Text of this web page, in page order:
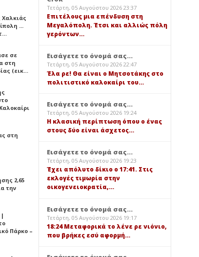
...
σε
στη
(εικ…
στη
2,65
την
|
Πάρκο –
Τετάρτη, 05 Αυγούστου 2026 23:37
Επιτέλους μια επένδυση στη
Μεγαλόπολη. Έτσι και αλλιώς πόλη
γερόντων…
Εισάγετε το όνομά σας...
Τετάρτη, 05 Αυγούστου 2026 22:47
Έλα ρε! Θα είναι ο Μητσοτάκης στο
πολιτιστικό καλοκαίρι του…
Εισάγετε το όνομά σας...
Τετάρτη, 05 Αυγούστου 2026 19:24
Η κλασική περίπτωση όπου ο ένας
στους δύο είναι άσχετος…
Εισάγετε το όνομά σας...
Τετάρτη, 05 Αυγούστου 2026 19:23
Έχει απόλυτο δίκιο ο 17:41. Στις
εκλογές τιμωρία στην
οικογενειοκρατία,…
Εισάγετε το όνομά σας...
Τετάρτη, 05 Αυγούστου 2026 19:17
18:24 Μεταφορικά το λένε ρε νιόνιο,
που βρήκες εσύ αφορμή…